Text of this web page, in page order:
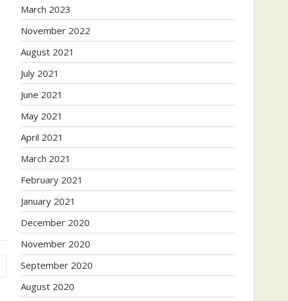
March 2023
November 2022
August 2021
July 2021
June 2021
May 2021
April 2021
March 2021
February 2021
January 2021
December 2020
November 2020
September 2020
August 2020